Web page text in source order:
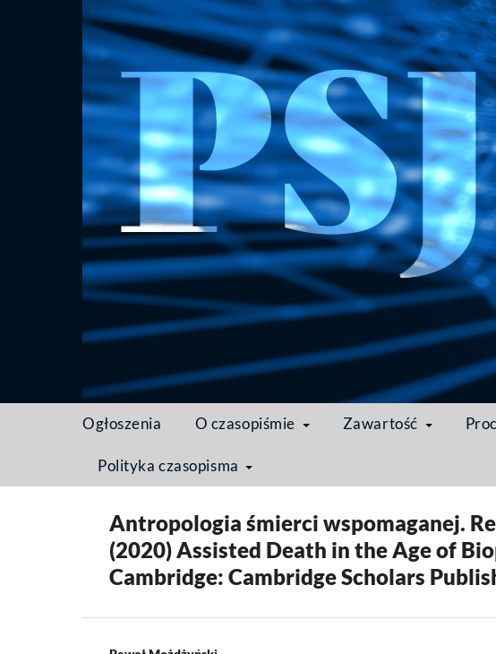
Ogłoszenia O czasopiśmie Zawartość
Polityka czasopisma
Strona domowa / Archiwum
Antropologia śmierci wspomaganej.
(2020) Assisted Death in the Age of
Cambridge: Cambridge Scholars